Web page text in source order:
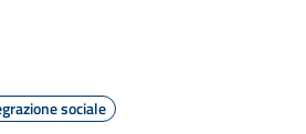
sociale